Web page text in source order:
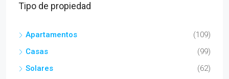
Tipo de propiedad
Apartamentos
(109)
Casas
(99)
Solares
(62)